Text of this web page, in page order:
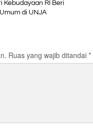
Kebudayaan RI Beri
di UNJA
Ruas yang wajib ditandai *